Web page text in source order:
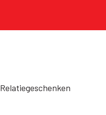
Relatiegeschenken